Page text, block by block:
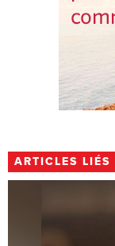
ARTICLES LIÉS